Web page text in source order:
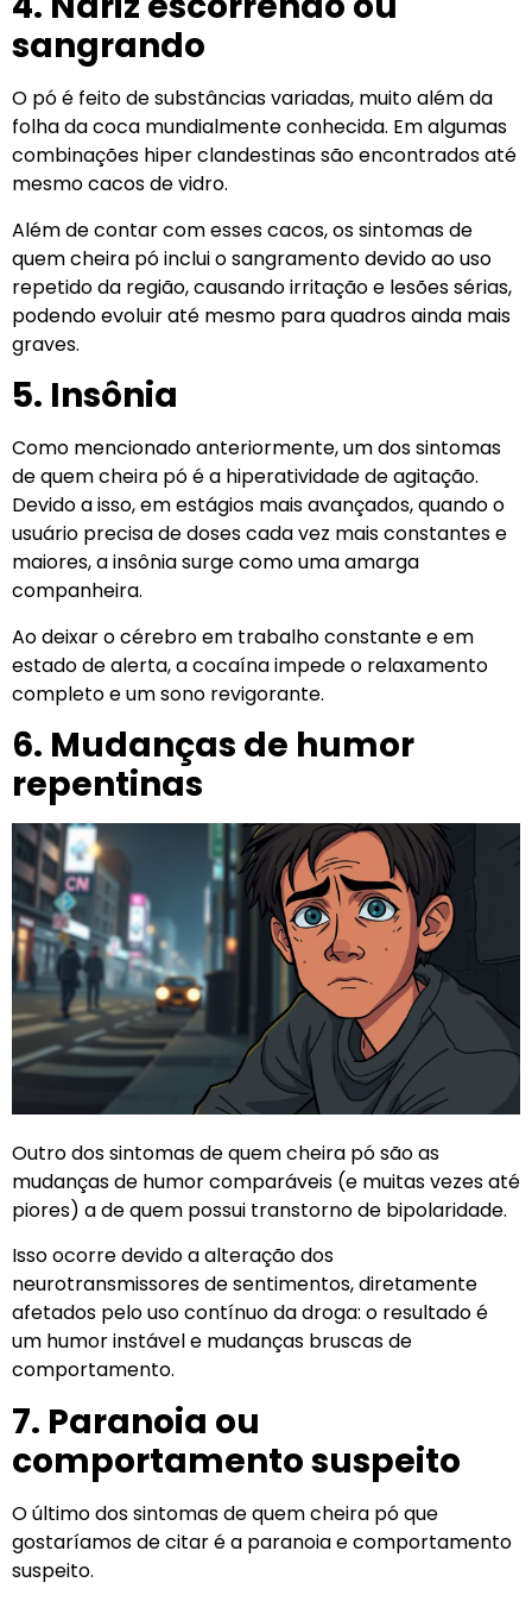
sangrando
O pó é feito de substâncias variadas, muito além da
folha da coca mundialmente conhecida. Em algumas
combinações hiper clandestinas são encontrados até
mesmo cacos de vidro.
Além de contar com esses cacos, os sintomas de
quem cheira pó inclui o sangramento devido ao uso
repetido da região, causando irritação e lesões sérias,
podendo evoluir até mesmo para quadros ainda mais
graves.
5. Insônia
Como mencionado anteriormente, um dos sintomas
de quem cheira pó é a hiperatividade de agitação.
Devido a isso, em estágios mais avançados, quando o
usuário precisa de doses cada vez mais constantes e
maiores, a insônia surge como uma amarga
companheira.
Ao deixar o cérebro em trabalho constante e em
estado de alerta, a cocaína impede o relaxamento
completo e um sono revigorante.
6. Mudanças de humor
repentinas
Outro dos sintomas de quem cheira pó são as
mudanças de humor comparáveis (e muitas vezes até
piores) a de quem possui transtorno de bipolaridade.
Isso ocorre devido a alteração dos
neurotransmissores de sentimentos, diretamente
afetados pelo uso contínuo da droga: o resultado é
um humor instável e mudanças bruscas de
comportamento.
7. Paranoia ou
comportamento suspeito
O último dos sintomas de quem cheira pó que
gostaríamos de citar é a paranoia e comportamento
suspeito.